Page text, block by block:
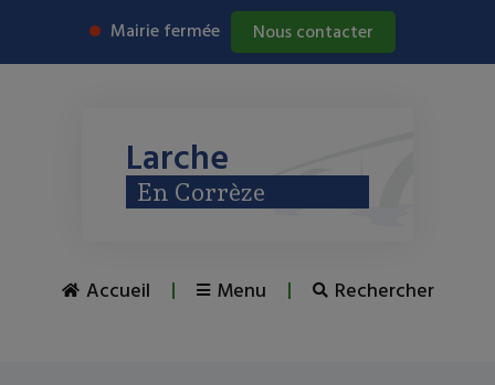
Mairie fermée Nous contacter
Larche
En Corrèze
Accueil Menu Rechercher